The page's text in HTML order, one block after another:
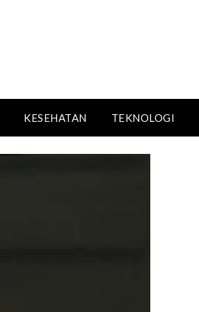
KESEHATAN TEKNOLOGI